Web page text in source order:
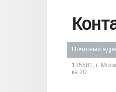
Почтовый
125581, г.
кв.20